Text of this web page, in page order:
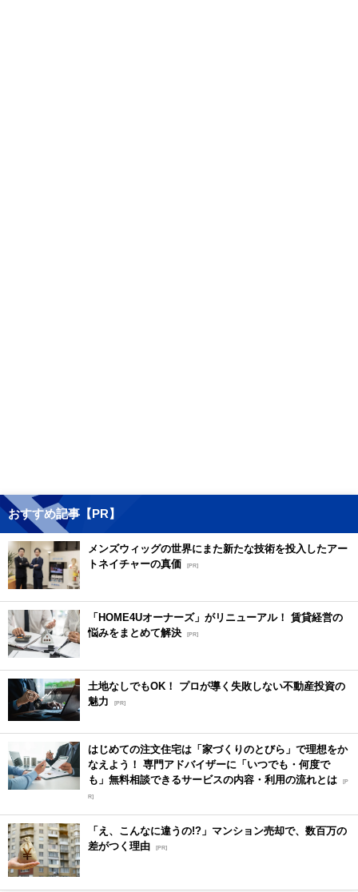
おすすめ記事【PR】
メンズウィッグの世界にまた新たな技術を投入したアー
トネイチャーの真価 [PR]
「HOME4Uオーナーズ」がリニューアル！ 賃貸経営の
悩みをまとめて解決 [PR]
土地なしでもOK！ プロが導く失敗しない不動産投資の
魅力
[PR]
はじめての注文住宅は「家づくりのとびら」で理想をか
なえよう！ 専門アドバイザーに「いつでも・何度で
も」無料相談できるサービスの内容・利用の流れとは [P
R]
「え、こんなに違うの!?」マンション売却で、数百万の
差がつく理由 [PR]